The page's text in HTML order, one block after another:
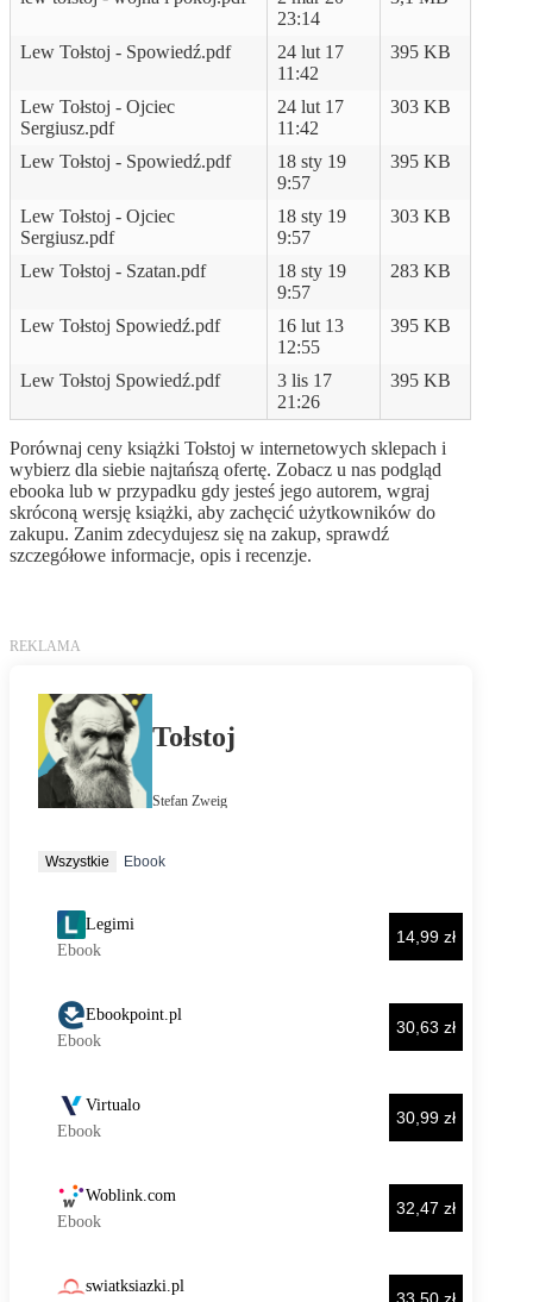
23:14
Lew Tołstoj - Spowiedź.pdf
24 lut 17
11:42
395 KB
Lew Tołstoj - Ojciec
Sergiusz.pdf
24 lut 17
11:42
303 KB
Lew Tołstoj - Spowiedź.pdf
18 sty 19
9:57
395 KB
Lew Tołstoj - Ojciec
Sergiusz.pdf
18 sty 19
9:57
303 KB
Lew Tołstoj - Szatan.pdf
18 sty 19
9:57
283 KB
Lew Tołstoj Spowiedź.pdf
16 lut 13
12:55
395 KB
Lew Tołstoj Spowiedź.pdf
3 lis 17
21:26
395 KB
Porównaj ceny książki Tołstoj w internetowych sklepach i
wybierz dla siebie najtańszą ofertę. Zobacz u nas podgląd
ebooka lub w przypadku gdy jesteś jego autorem, wgraj
skróconą wersję książki, aby zachęcić użytkowników do
zakupu. Zanim zdecydujesz się na zakup, sprawdź
szczegółowe informacje, opis i recenzje.